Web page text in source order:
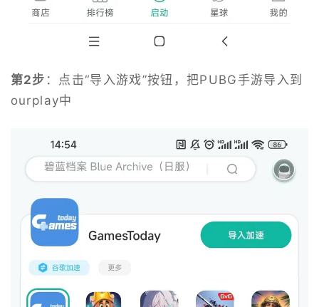
第2步 ：点击“导入游戏”按钮，把PUBG手游导入到
ourplay中